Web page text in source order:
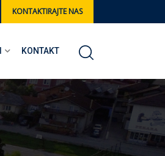
KONTAKTIRAJTE NAS
KONTAKT